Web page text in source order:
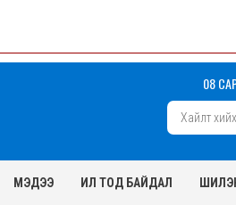
08
МЭДЭЭ ИЛ ТОД БАЙДАЛ